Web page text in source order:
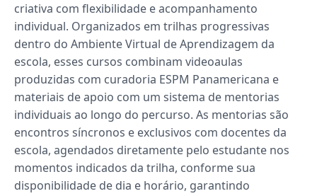
criativa com flexibilidade e acompanhamento
individual. Organizados em trilhas progressivas
dentro do Ambiente Virtual de Aprendizagem da
escola, esses cursos combinam videoaulas
produzidas com curadoria ESPM Panamericana e
materiais de apoio com um sistema de mentorias
individuais ao longo do percurso. As mentorias são
encontros síncronos e exclusivos com docentes da
escola, agendados diretamente pelo estudante nos
momentos indicados da trilha, conforme sua
disponibilidade de dia e horário, garantindo